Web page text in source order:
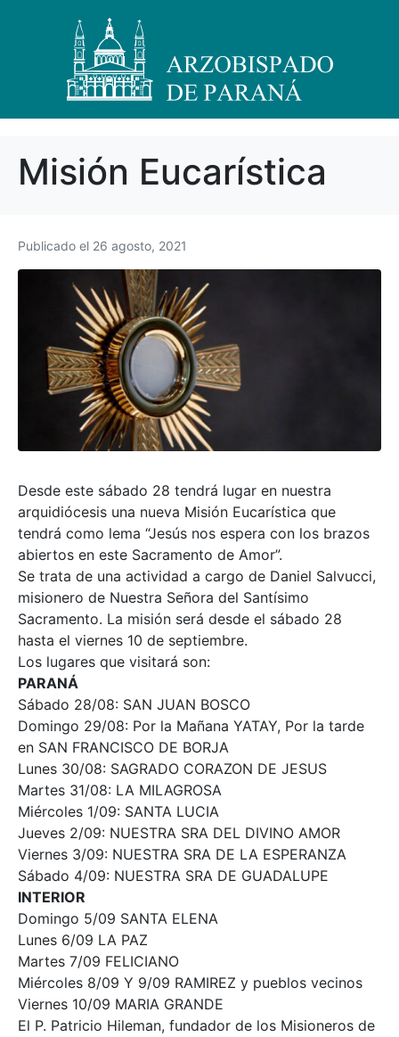
Misión Eucarística
Publicado el 26 agosto, 2021
Desde este sábado 28 tendrá lugar en nuestra
arquidiócesis una nueva Misión Eucarística que
tendrá como lema “Jesús nos espera con los brazos
abiertos en este Sacramento de Amor”.
Se trata de una actividad a cargo de Daniel Salvucci,
misionero de Nuestra Señora del Santísimo
Sacramento. La misión será desde el sábado 28
hasta el viernes 10 de septiembre.
Los lugares que visitará son:
PARANÁ
Sábado 28/08: SAN JUAN BOSCO
Domingo 29/08: Por la Mañana YATAY, Por la tarde
en SAN FRANCISCO DE BORJA
Lunes 30/08: SAGRADO CORAZON DE JESUS
Martes 31/08: LA MILAGROSA
Miércoles 1/09: SANTA LUCIA
Jueves 2/09: NUESTRA SRA DEL DIVINO AMOR
Viernes 3/09: NUESTRA SRA DE LA ESPERANZA
Sábado 4/09: NUESTRA SRA DE GUADALUPE
INTERIOR
Domingo 5/09 SANTA ELENA
Lunes 6/09 LA PAZ
Martes 7/09 FELICIANO
Miércoles 8/09 Y 9/09 RAMIREZ y pueblos vecinos
Viernes 10/09 MARIA GRANDE
El P. Patricio Hileman, fundador de los Misioneros de